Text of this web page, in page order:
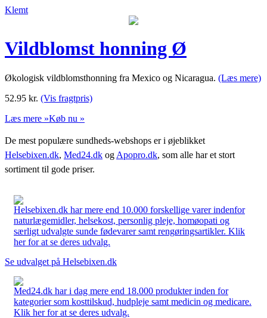
Klemt
Vildblomst honning Ø
Økologisk vildblomsthonning fra Mexico og Nicaragua. (Læs mere)
52.95 kr. (Vis fragtpris)
Læs mere »Køb nu »
De mest populære sundheds-webshops er i øjeblikket
Helsebixen.dk, Med24.dk og Apopro.dk, som alle har et stort
sortiment til gode priser.
Helsebixen.dk har mere end 10.000 forskellige varer indenfor
naturlægemidler, helsekost, personlig pleje, homøopati og
særligt udvalgte sunde fødevarer samt rengøringsartikler. Klik
her for at se deres udvalg.
Se udvalget på Helsebixen.dk
Med24.dk har i dag mere end 18.000 produkter inden for
kategorier som kosttilskud, hudpleje samt medicin og medicare.
Klik her for at se deres udvalg.